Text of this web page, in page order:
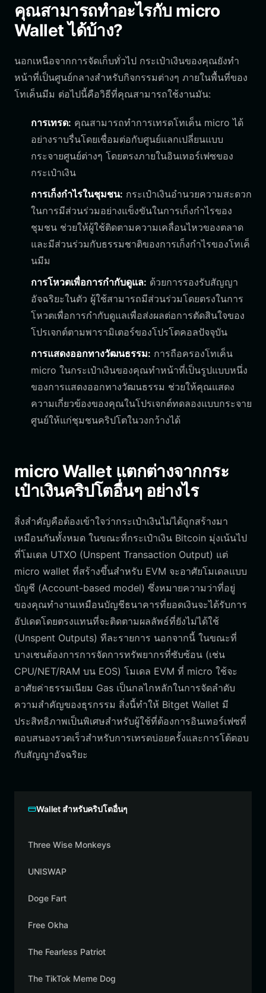
คุณสามารถทำอะไรกับ micro
Wallet ได้บ้าง?
นอกเหนือจากการจัดเก็บทั่วไป กระเป๋าเงินของคุณยังทำ
หน้าที่เป็นศูนย์กลางสำหรับกิจกรรมต่างๆ ภายในพื้นที่ของ
โทเค็นมีม ต่อไปนี้คือวิธีที่คุณสามารถใช้งานมัน:
การเทรด: คุณสามารถทำการเทรดโทเค็น micro ได้
อย่างราบรื่นโดยเชื่อมต่อกับศูนย์แลกเปลี่ยนแบบ
กระจายศูนย์ต่างๆ โดยตรงภายในอินเทอร์เฟซของ
กระเป๋าเงิน
การเก็งกำไรในชุมชน: กระเป๋าเงินอำนวยความสะดวก
ในการมีส่วนร่วมอย่างแข็งขันในการเก็งกำไรของ
ชุมชน ช่วยให้ผู้ใช้ติดตามความเคลื่อนไหวของตลาด
และมีส่วนร่วมกับธรรมชาติของการเก็งกำไรของโทเค็
นมีม
การโหวตเพื่อการกำกับดูแล: ด้วยการรองรับสัญญา
อัจฉริยะในตัว ผู้ใช้สามารถมีส่วนร่วมโดยตรงในการ
โหวตเพื่อการกำกับดูแลเพื่อส่งผลต่อการตัดสินใจของ
โปรเจกต์ตามพารามิเตอร์ของโปรโตคอลปัจจุบัน
การแสดงออกทางวัฒนธรรม: การถือครองโทเค็น
micro ในกระเป๋าเงินของคุณทำหน้าที่เป็นรูปแบบหนึ่ง
ของการแสดงออกทางวัฒนธรรม ช่วยให้คุณแสดง
ความเกี่ยวข้องของคุณในโปรเจกต์ทดลองแบบกระจาย
ศูนย์ให้แก่ชุมชนคริปโตในวงกว้างได้
micro Wallet แตกต่างจากกระ
เป๋าเงินคริปโตอื่นๆ อย่างไร
สิ่งสำคัญคือต้องเข้าใจว่ากระเป๋าเงินไม่ได้ถูกสร้างมา
เหมือนกันทั้งหมด ในขณะที่กระเป๋าเงิน Bitcoin มุ่งเน้นไป
ที่โมเดล UTXO (Unspent Transaction Output) แต่
micro wallet ที่สร้างขึ้นสำหรับ EVM จะอาศัยโมเดลแบบ
บัญชี (Account-based model) ซึ่งหมายความว่าที่อยู่
ของคุณทำงานเหมือนบัญชีธนาคารที่ยอดเงินจะได้รับการ
อัปเดตโดยตรงแทนที่จะติดตามผลลัพธ์ที่ยังไม่ได้ใช้
(Unspent Outputs) ทีละรายการ นอกจากนี้ ในขณะที่
บางเชนต้องการการจัดการทรัพยากรที่ซับซ้อน (เช่น
CPU/NET/RAM บน EOS) โมเดล EVM ที่ micro ใช้จะ
อาศัยค่าธรรมเนียม Gas เป็นกลไกหลักในการจัดลำดับ
ความสำคัญของธุรกรรม สิ่งนี้ทำให้ Bitget Wallet มี
ประสิทธิภาพเป็นพิเศษสำหรับผู้ใช้ที่ต้องการอินเทอร์เฟซที่
ตอบสนองรวดเร็วสำหรับการเทรดบ่อยครั้งและการโต้ตอบ
กับสัญญาอัจฉริยะ
Wallet สำหรับคริปโตอื่นๆ
Three Wise Monkeys
UNISWAP
Doge Fart
Free Okha
The Fearless Patriot
The TikTok Meme Dog